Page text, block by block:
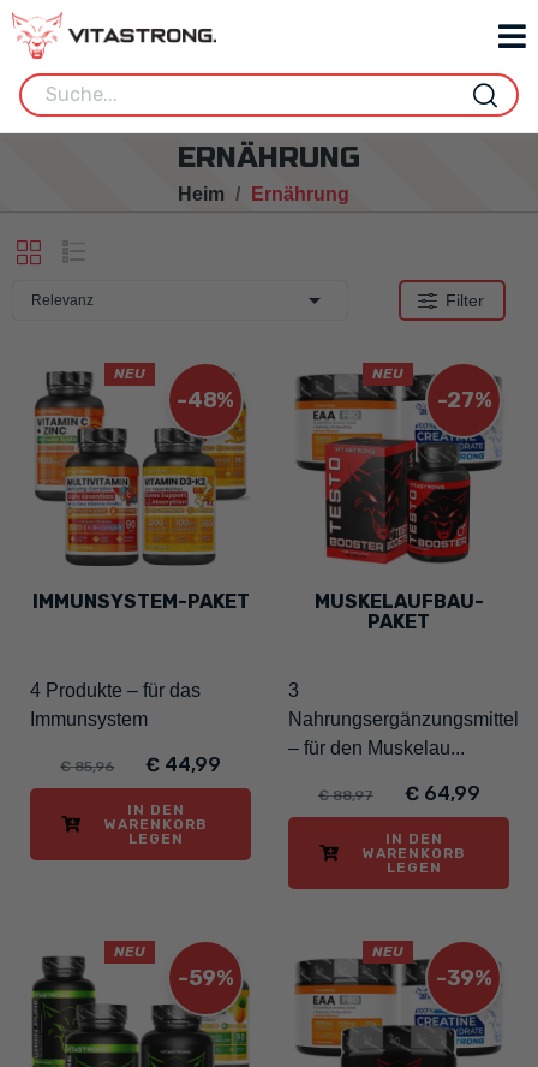
ERNÄHRUNG
Heim Ernährung
Relevanz  Filter
-48%
NEU
IMMUNSYSTEM-PAKET
4 Produkte – für das
Immunsystem
€ 85,96 € 44,99
IN DEN
WARENKORB
LEGEN
-27%
NEU
MUSKELAUFBAU-
PAKET
3
Nahrungsergänzungsmittel
– für den Muskelau...
€ 88,97 € 64,99
IN DEN
WARENKORB
LEGEN
-59%
NEU
-39%
NEU